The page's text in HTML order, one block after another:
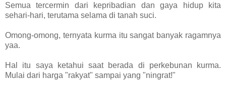
Semua tercermin dari kepribadian dan gaya hidup kita
sehari-hari, terutama selama di tanah suci.
Omong-omong, ternyata kurma itu sangat banyak ragamnya
yaa.
Hal itu saya ketahui saat berada di perkebunan kurma.
Mulai dari harga "rakyat" sampai yang "ningrat!"